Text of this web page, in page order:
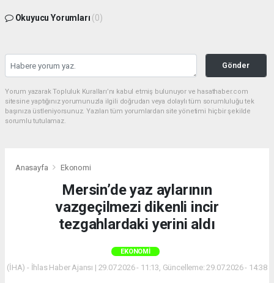
Okuyucu Yorumları (0)
Gönder
Yorum yazarak Topluluk Kuralları’nı kabul etmiş bulunuyor ve hasathaber.com
sitesine yaptığınız yorumunuzla ilgili doğrudan veya dolaylı tüm sorumluluğu tek
başınıza üstleniyorsunuz. Yazılan tüm yorumlardan site yönetimi hiçbir şekilde
sorumlu tutulamaz.
Anasayfa Ekonomi
Mersin’de yaz aylarının
vazgeçilmezi dikenli incir
tezgahlardaki yerini aldı
EKONOMI
(İHA) - İhlas Haber Ajansı | 29.07.2026 - 11:13, Güncelleme: 29.07.2026 - 14:38